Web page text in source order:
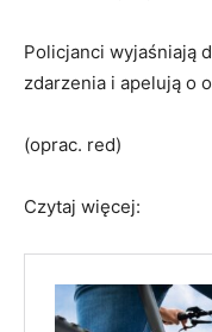
Policjanci wyjaśniają
zdarzenia i apelują o
(oprac. red)
Czytaj więcej: